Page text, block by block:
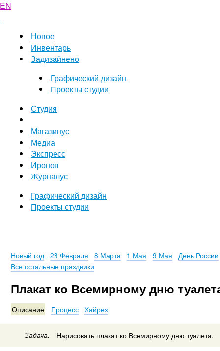
EN
Новое
Инвентарь
Задизайнено
Графический дизайн
Проекты студии
Студия
Магазинус
Медиа
Экспресс
Иронов
Журналус
Графический дизайн
Проекты студии
Новый год 23 Февраля 8 Марта 1 Мая 9 Мая
День России
Все остальные праздники
Плакат ко Всемирному дню
Описание Процесс Хайрез
Задача. Нарисовать плакат ко Всемирному дню туалета.